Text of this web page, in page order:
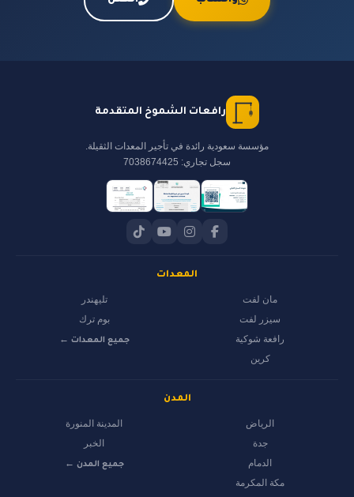
رافعات الشموخ المتقدمة
مؤسسة سعودية رائدة في تأجير المعدات الثقيلة.
سجل تجاري: 7038674425
المعدات
مان لفت
سيزر لفت
رافعة شوكية
كرين
تليهندر
بوم ترك
جميع المعدات ←
المدن
الرياض
جدة
الدمام
مكة المكرمة
المدينة المنورة
الخبر
جميع المدن ←